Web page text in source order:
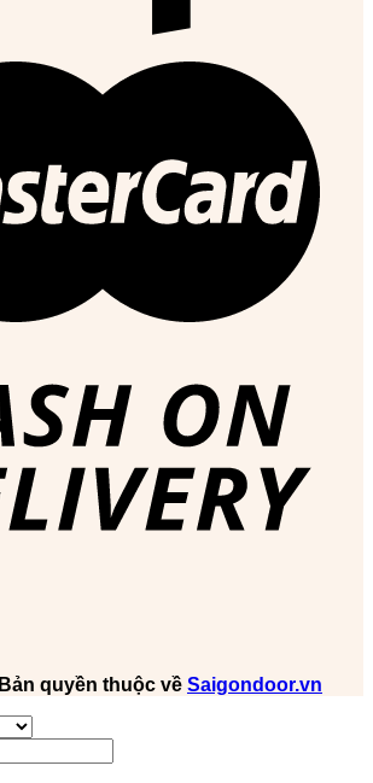
Bản quyền thuộc về Saigondoor.vn